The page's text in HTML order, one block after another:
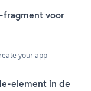
fragment voor
your app
element in de